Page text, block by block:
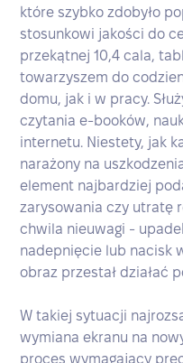
które szybko zdobyło
stosunkowi jakości do
przekątnej 10,4 cala,
towarzyszem do
domu, jak i w pracy.
czytania e-booków,
internetu. Niestety, jak
narażony na
element najbardziej
zarysowania czy utratę
chwila nieuwagi -
nadepnięcie lub nacisk
obraz przestał działać
W takiej sytuacji
wymiana ekranu na
proces wymagający